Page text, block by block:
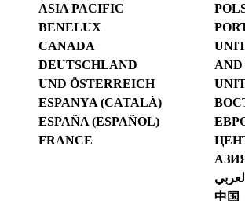
ASIA PACIFIC
BENELUX
CANADA
DEUTSCHLAND
UND ÖSTERREICH
ESPANYA (CATALÀ)
ESPAÑA (ESPAÑOL)
FRANCE
中国